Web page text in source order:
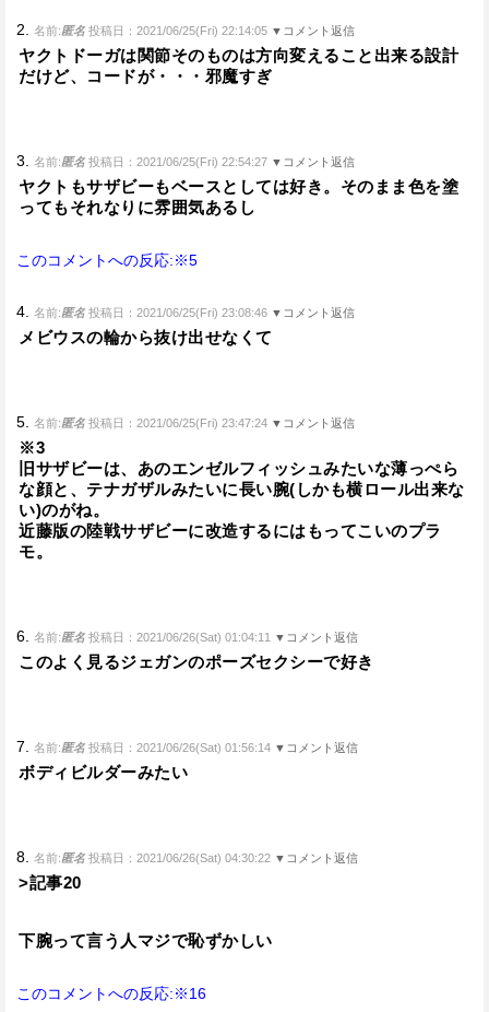
2. 名前:匿名 投稿日：2021/06/25(Fri) 22:14:05 ▼コメント返信
ヤクトドーガは関節そのものは方向変えること出来る設計
だけど、コードが・・・邪魔すぎ
3. 名前:匿名 投稿日：2021/06/25(Fri) 22:54:27 ▼コメント返信
ヤクトもサザビーもベースとしては好き。そのまま色を塗
ってもそれなりに雰囲気あるし
このコメントへの反応:※5
4. 名前:匿名 投稿日：2021/06/25(Fri) 23:08:46 ▼コメント返信
メビウスの輪から抜け出せなくて
5. 名前:匿名 投稿日：2021/06/25(Fri) 23:47:24 ▼コメント返信
※3
旧サザビーは、あのエンゼルフィッシュみたいな薄っぺら
な顔と、テナガザルみたいに長い腕(しかも横ロール出来な
い)のがね。
近藤版の陸戦サザビーに改造するにはもってこいのプラ
モ。
6. 名前:匿名 投稿日：2021/06/26(Sat) 01:04:11 ▼コメント返信
このよく見るジェガンのポーズセクシーで好き
7. 名前:匿名 投稿日：2021/06/26(Sat) 01:56:14 ▼コメント返信
ボディビルダーみたい
8. 名前:匿名 投稿日：2021/06/26(Sat) 04:30:22 ▼コメント返信
>記事20
下腕って言う人マジで恥ずかしい
このコメントへの反応:※16